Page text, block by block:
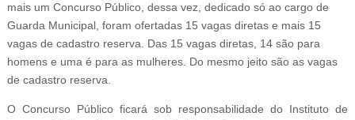
mais um Concurso Público, dessa vez, dedicado só ao cargo de
Guarda Municipal, foram ofertadas 15 vagas diretas e mais 15
vagas de cadastro reserva. Das 15 vagas diretas, 14 são para
homens e uma é para as mulheres. Do mesmo jeito são as vagas
de cadastro reserva.
O Concurso Público ficará sob responsabilidade do Instituto de